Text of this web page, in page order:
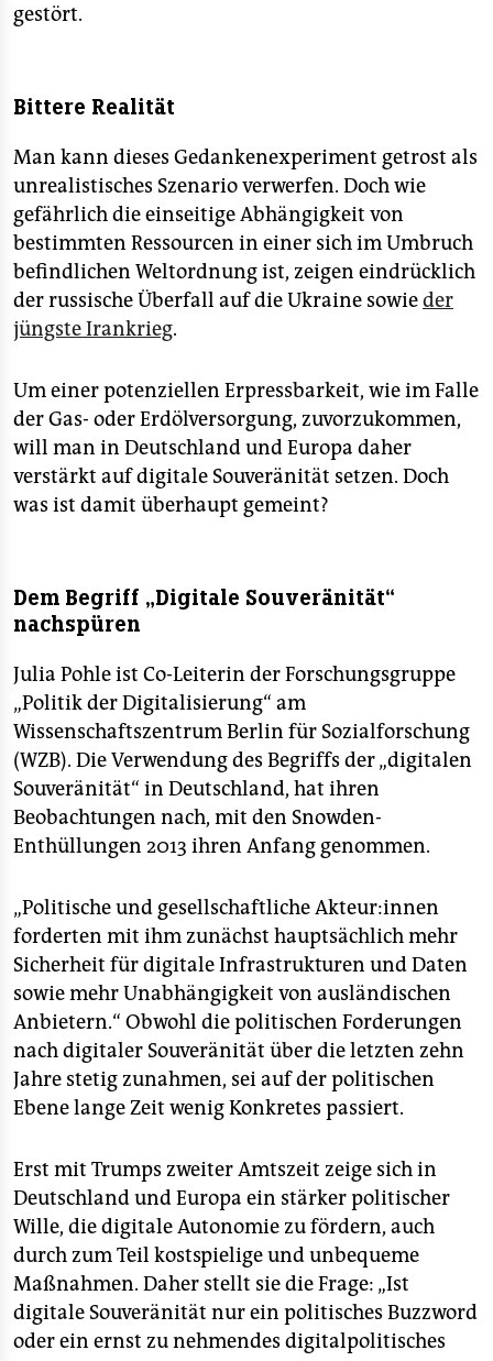
gestört.
Bittere Realität
Man kann dieses Gedankenexperiment getrost als
unrealistisches Szenario verwerfen. Doch wie
gefährlich die einseitige Abhängigkeit von
bestimmten Ressourcen in einer sich im Umbruch
befindlichen Weltordnung ist, zeigen eindrücklich
der russische Überfall auf die Ukraine sowieder
jüngste Irankrieg.
Um einer potenziellen Erpressbarkeit, wie im Falle
der Gas- oder Erdölversorgung, zuvorzukommen,
will man in Deutschland und Europa daher
verstärkt auf digitale Souveränität setzen. Doch
was ist damit überhaupt gemeint?
Dem Begriff „Digitale Souveränität“
nachspüren
Julia Pohle ist Co-Leiterin der Forschungsgruppe
„Politik der Digitalisierung“ am
Wissenschaftszentrum Berlin für Sozialforschung
(WZB). Die Verwendung des Begriffs der „digitalen
Souveränität“ in Deutschland, hat ihren
Beobachtungen nach, mit den Snowden-
Enthüllungen 2013 ihren Anfang genommen.
„Politische und gesellschaftliche Ak­teu­r:in­nen
forderten mit ihm zunächst hauptsächlich mehr
Sicherheit für digitale Infrastrukturen und Daten
sowie mehr Unabhängigkeit von ausländischen
Anbietern.“ Obwohl die politischen Forderungen
nach digitaler Souveränität über die letzten zehn
Jahre stetig zunahmen, sei auf der politischen
Ebene lange Zeit wenig Konkretes passiert.
Erst mit Trumps zweiter Amtszeit zeige sich in
Deutschland und Europa ein stärker politischer
Wille, die digitale Autonomie zu fördern, auch
durch zum Teil kostspielige und unbequeme
Maßnahmen. Daher stellt sie die Frage: „Ist
digitale Souveränität nur ein politisches Buzzword
oder ein ernst zu nehmendes digitalpolitisches